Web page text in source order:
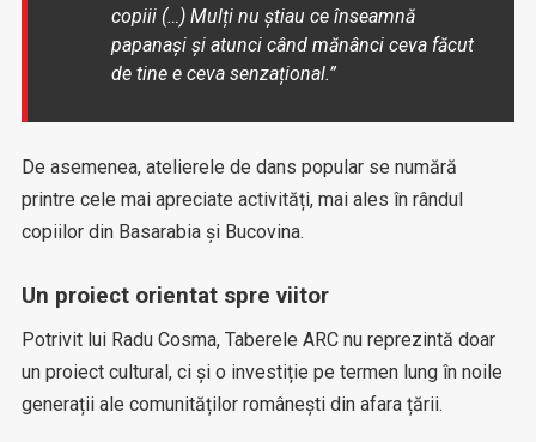
copiii (…) Mulți nu știau ce înseamnă
papanași și atunci când mănânci ceva făcut
de tine e ceva senzațional.”
De asemenea, atelierele de dans popular se numără
printre cele mai apreciate activități, mai ales în rândul
copiilor din Basarabia și Bucovina.
Un proiect orientat spre viitor
Potrivit lui Radu Cosma, Taberele ARC nu reprezintă doar
un proiect cultural, ci și o investiție pe termen lung în noile
generații ale comunităților românești din afara țării.